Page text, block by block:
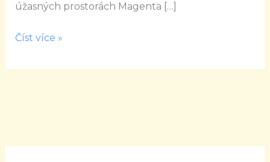
úžasných prostorách Magenta […]
Číst více »